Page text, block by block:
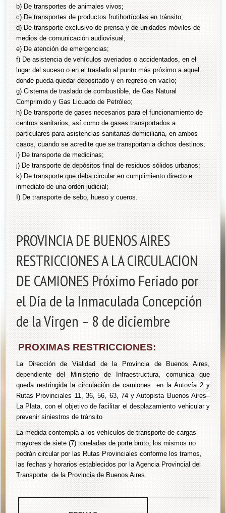
b) De transportes de animales vivos;
c) De transportes de productos frutihortícolas en tránsito;
d) De transporte exclusivo de prensa y de unidades móviles de
medios de comunicación audiovisual;
e) De atención de emergencias;
f) De asistencia de vehículos averiados o accidentados, en el
lugar del suceso o en el traslado al punto más próximo a aquel
donde pueda quedar depositado y en regreso en vacío;
g) Cisterna de traslado de combustible, de Gas Natural
Comprimido y Gas Licuado de Petróleo;
h) De transporte de gases necesarios para el funcionamiento de
centros sanitarios, así como de gases transportados a
particulares para asistencias sanitarias domiciliaria, en ambos
casos, cuando se acredite que se transportan a dichos destinos;
i) De transporte de medicinas;
j) De transporte de depósitos final de residuos sólidos urbanos;
k) De transporte que deba circular en cumplimiento directo e
inmediato de una orden judicial;
I) De transporte de sebo, hueso y cueros.
PROVINCIA DE BUENOS AIRES
RESTRICCIONES A LA CIRCULACION
DE CAMIONES Próximo Feriado por
el Día de la Inmaculada Concepción
de la Virgen – 8 de diciembre
PROXIMAS RESTRICCIONES:
La Dirección de Vialidad de la Provincia de Buenos Aires,
dependiente del Ministerio de Infraestructura, comunica que
queda restringida la circulación de camiones
en la Autovía 2 y
Rutas Provinciales 11, 36, 56, 63, 74 y Autopista Buenos Aires–
La Plata, con el objetivo de facilitar el desplazamiento vehicular y
prevenir siniestros de tránsito
La medida contempla a los vehículos de transporte de cargas
mayores de siete (7) toneladas de porte bruto, los mismos no
podrán circular por las Rutas Provinciales conforme los tramos,
las fechas y horarios establecidos por la Agencia Provincial del
Transporte de la Provincia de Buenos Aires.